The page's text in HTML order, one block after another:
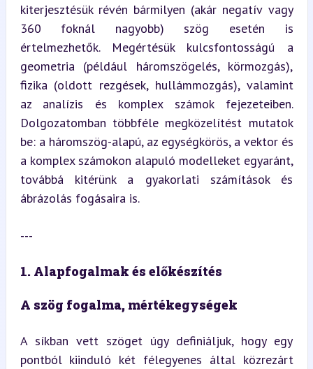
kiterjesztésük révén bármilyen (akár negatív vagy
360 foknál nagyobb) szög esetén is
értelmezhetők. Megértésük kulcsfontosságú a
geometria (például háromszögelés, körmozgás),
fizika (oldott rezgések, hullámmozgás), valamint
az analízis és komplex számok fejezeteiben.
Dolgozatomban többféle megközelítést mutatok
be: a háromszög-alapú, az egységkörös, a vektor és
a komplex számokon alapuló modelleket egyaránt,
továbbá kitérünk a gyakorlati számítások és
ábrázolás fogásaira is.
---
1. Alapfogalmak és előkészítés
A szög fogalma, mértékegységek
A síkban vett szöget úgy definiáljuk, hogy egy
pontból kiinduló két félegyenes által közrezárt